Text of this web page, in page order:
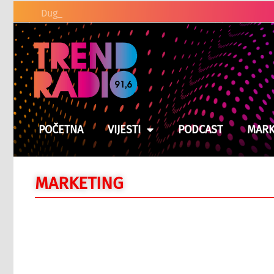
Duge kolone vozila na gran
POČETNA VIJESTI PODCAST
MARKETING